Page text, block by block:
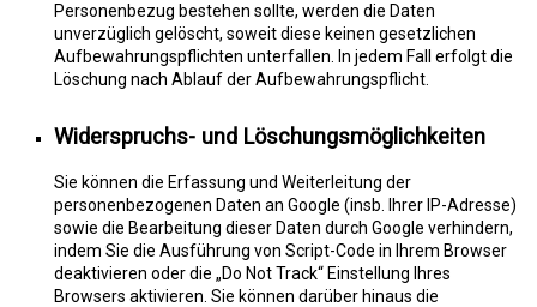
Personenbezug bestehen sollte, werden die Daten
unverzüglich gelöscht, soweit diese keinen gesetzlichen
Aufbewahrungspflichten unterfallen. In jedem Fall erfolgt die
Löschung nach Ablauf der Aufbewahrungspflicht.
Widerspruchs- und Löschungsmöglichkeiten
Sie können die Erfassung und Weiterleitung der
personenbezogenen Daten an Google (insb. Ihrer IP-Adresse)
sowie die Bearbeitung dieser Daten durch Google verhindern,
indem Sie die Ausführung von Script-Code in Ihrem Browser
deaktivieren oder die „Do Not Track“ Einstellung Ihres
Browsers aktivieren. Sie können darüber hinaus die